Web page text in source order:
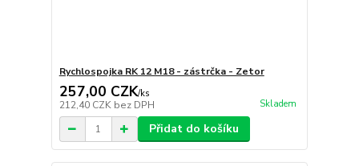
Rychlospojka RK 12 M18 - zástrčka - Zetor
257,00 CZK/ks
212,40 CZK bez DPH Skladem
Přidat do košíku